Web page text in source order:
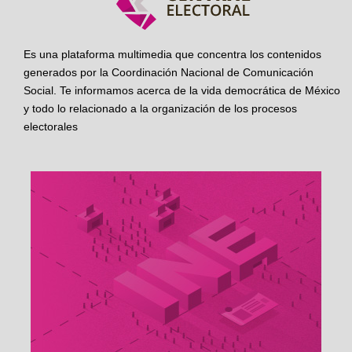
Es una plataforma multimedia que concentra los contenidos
generados por la Coordinación Nacional de Comunicación
Social. Te informamos acerca de la vida democrática de México
y todo lo relacionado a la organización de los procesos
electorales